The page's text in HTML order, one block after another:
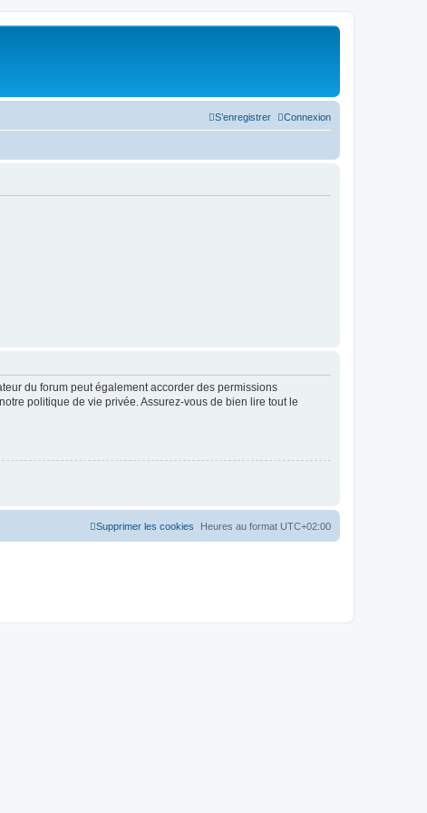
Connexion
S’enregistrer
du forum peut également accorder des permissions
politique de vie privée. Assurez-vous de bien lire tout le
Heures au format UTC+02:00
Supprimer les cookies